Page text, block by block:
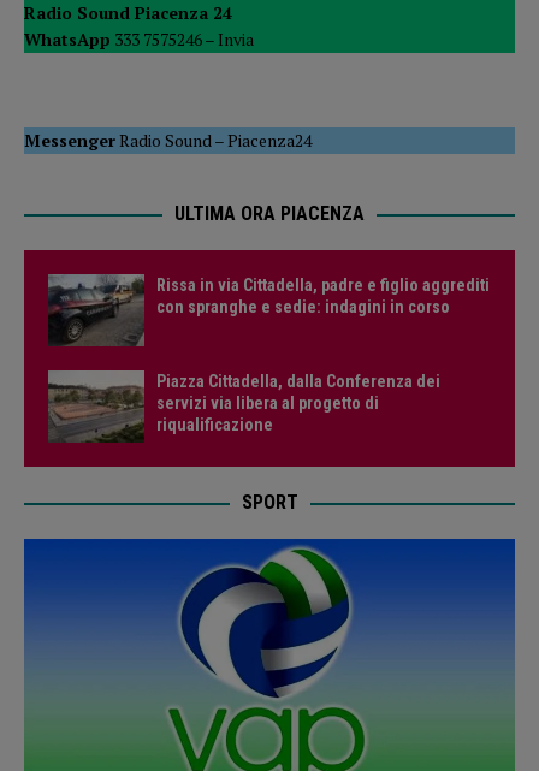
Radio Sound Piacenza 24
WhatsApp 333 7575246 – Invia
MessengerRadio Sound–Piacenza24
ULTIMA ORA PIACENZA
Rissa in via Cittadella, padre e figlio aggrediti
con spranghe e sedie: indagini in corso
Piazza Cittadella, dalla Conferenza dei
servizi via libera al progetto di
riqualificazione
SPORT